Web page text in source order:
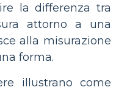
la differenza tra
attorno a una
alla misurazione
forma.
illustrano come